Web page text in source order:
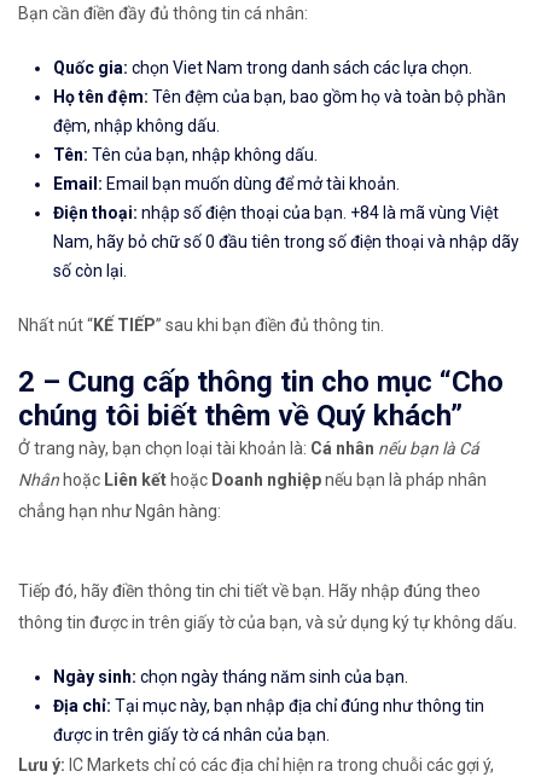
Bạn cần điền đầy đủ thông tin cá nhân:
Quốc gia: chọn Viet Nam trong danh sách các lựa chọn.
Họ tên đệm: Tên đệm của bạn, bao gồm họ và toàn bộ phần
đệm, nhập không dấu.
Tên: Tên của bạn, nhập không dấu.
Email: Email bạn muốn dùng để mở tài khoản.
Điện thoại: nhập số điện thoại của bạn. +84 là mã vùng Việt
Nam, hãy bỏ chữ số 0 đầu tiên trong số điện thoại và nhập dãy
số còn lại.
Nhất nút “KẾ TIẾP” sau khi bạn điền đủ thông tin.
2 – Cung cấp thông tin cho mục “Cho
chúng tôi biết thêm về Quý khách”
Ở trang này, bạn chọn loại tài khoản là: Cá nhân nếu bạn là Cá
Nhân hoặc Liên kết hoặc Doanh nghiệpnếu bạn là pháp nhân
chẳng hạn như Ngân hàng:
Tiếp đó, hãy điền thông tin chi tiết về bạn. Hãy nhập đúng theo
thông tin được in trên giấy tờ của bạn, và sử dụng ký tự không dấu.
Ngày sinh: chọn ngày tháng năm sinh của bạn.
Địa chỉ: Tại mục này, bạn nhập địa chỉ đúng như thông tin
được in trên giấy tờ cá nhân của bạn.
Lưu ý: IC Markets chỉ có các địa chỉ hiện ra trong chuỗi các gợi ý,